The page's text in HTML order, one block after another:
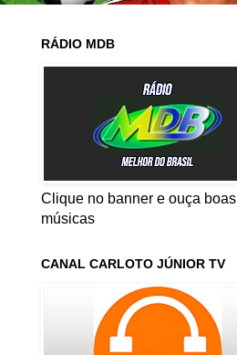
RÁDIO MDB
Clique no banner e ouça boas
músicas
CANAL CARLOTO JÚNIOR TV